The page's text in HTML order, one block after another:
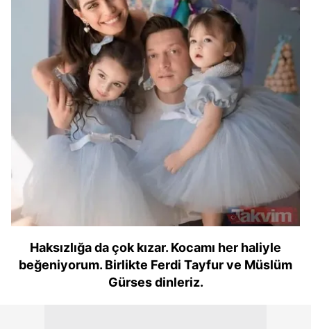
Çerezlere ilişkin tercihlerinizi aşağıda yer alan panel
vasıtasıyla belirleyebilirsiniz. Çerezlere ilişkin detaylı bilgi
için Ayarlar butonuna tıklayabilir,Çerez Bilgilendirme
Metnimiziziyaret edebilirsiniz.
6698 sayılı Kişisel Verilerin Korunması Kanunu uyarınca
hazırlanmış Aydınlatma Metnimizi okumak ve sitemizde
ilgili mevzuata uygun olarak kullanılan çerezlerle ilgili bilgi
almak için lütfentıklayınız
Haksızlığa da çok kızar. Kocamı her haliyle
beğeniyorum. Birlikte Ferdi Tayfur ve Müslüm
Gürses dinleriz.